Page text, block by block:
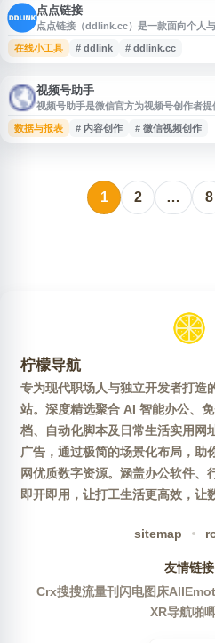
880844。
点点链接
点点链接（ddlink.cc）是一款面向个人
工具，支持创建个人主页、数字名片、链
账号、作品链接、联系方式、产品入口等
在线小工具 # ddlink # ddlink.cc
视频号助手
视频号助手是微信官方为视频号创作者
内容上传管理、数据分析查询、粉丝运营
频号账号。平台提供完整的创作工具链，
数据与报表 # 内容创作 # 微信视频创作
1 2 … 8
柠檬导航
专为现代职场人与独立开发者打造
站。深度精选聚合 AI 智能办公、
档、自动化脚本及日常生活实用网
广告，通过极简的场景化布局，助
网优质数字资源。涵盖办公软件、
即开即用，让打工生活更高效，让
sitemap
友情链接
Crx搜搜流量刊 闪电图床
XR导航啪